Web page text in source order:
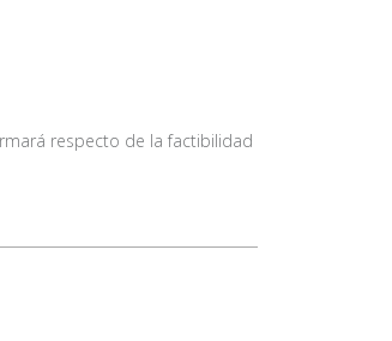
respecto de la factibilidad